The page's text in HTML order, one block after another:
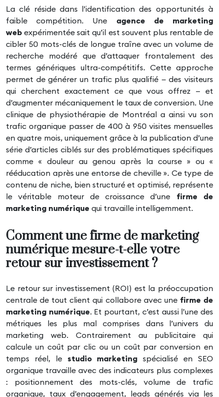
La clé réside dans l’identification des opportunités à
faible compétition. Une agence de marketing
web expérimentée sait qu’il est souvent plus rentable de
cibler 50 mots-clés de longue traîne avec un volume de
recherche modéré que d’attaquer frontalement des
termes génériques ultra-compétitifs. Cette approche
permet de générer un trafic plus qualifié — des visiteurs
qui cherchent exactement ce que vous offrez — et
d’augmenter mécaniquement le taux de conversion. Une
clinique de physiothérapie de Montréal a ainsi vu son
trafic organique passer de 400 à 950 visites mensuelles
en quatre mois, uniquement grâce à la publication d’une
série d’articles ciblés sur des problématiques spécifiques
comme « douleur au genou après la course » ou «
rééducation après une entorse de cheville ». Ce type de
contenu de niche, bien structuré et optimisé, représente
le véritable moteur de croissance d’une firme de
marketing numérique qui travaille intelligemment.
Comment une firme de marketing
numérique mesure-t-elle votre
retour sur investissement ?
Le retour sur investissement (ROI) est la préoccupation
centrale de tout client qui collabore avec une firme de
marketing numérique. Et pourtant, c’est aussi l’une des
métriques les plus mal comprises dans l’univers du
marketing web. Contrairement au publicitaire qui
calcule un coût par clic ou un coût par conversion en
temps réel, le studio marketing spécialisé en SEO
organique travaille avec des indicateurs plus complexes
: positionnement des mots-clés, volume de trafic
organique, taux d’engagement, leads générés via les